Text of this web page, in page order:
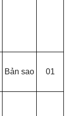
Bản sao 01